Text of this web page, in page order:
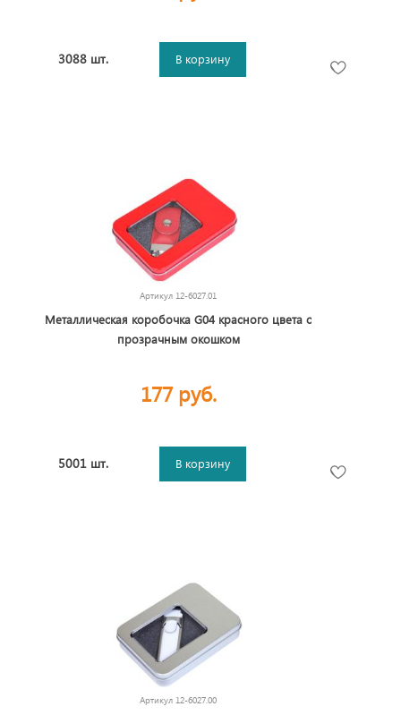
3088 шт. В корзину
Артикул 12-6027.01
Металлическая коробочка G04 красного цвета с
прозрачным окошком
177 руб.
5001 шт. В корзину
Артикул 12-6027.00